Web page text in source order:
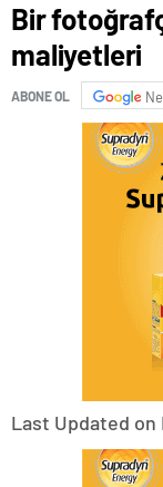
Bir
maliyetleri
ABONE OL
Last Updated on